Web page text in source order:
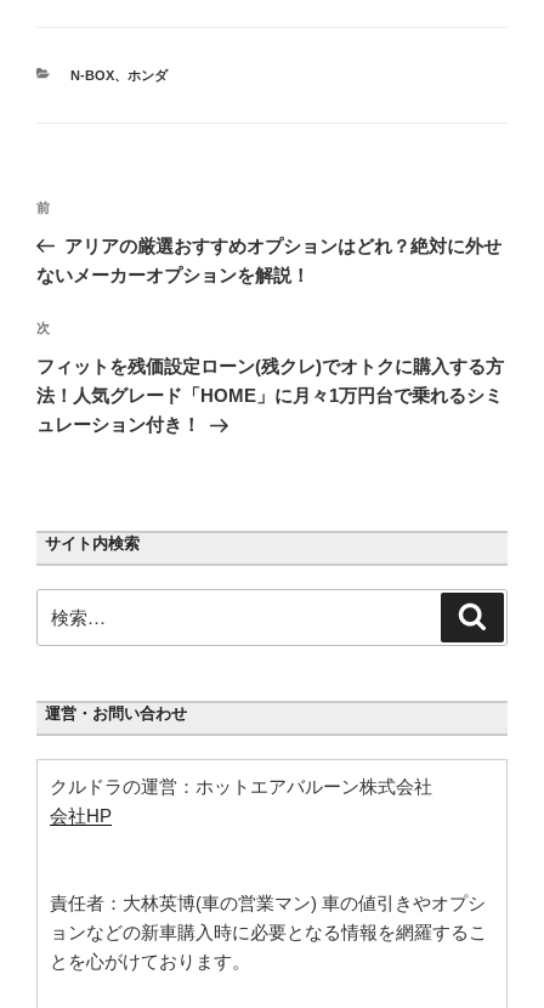
めに付けておきた
カ
N-BOX、 ホンダ
投
ナ
ゲ
ー
シ
ョ
前
の
投
前
アリアの厳選おすすめオプションはどれ？絶対に外せ
ないメーカーオプションを解説！
次
の
投
稿
次
フィットを残価設定ローン(残クレ)でオトクに購入する方
法！人気グレード「HOME」に月々1万円台で乗れるシミ
ュレーション付き！
サイト内検索
索:
運営・お問い合わせ
クルドラの運営：ホットエアバルーン株式会社
会社HP
責任者：大林英博(車の営業マン) 車の値引きやオプシ
ョンなどの新車購入時に必要となる情報を網羅するこ
とを心がけております。